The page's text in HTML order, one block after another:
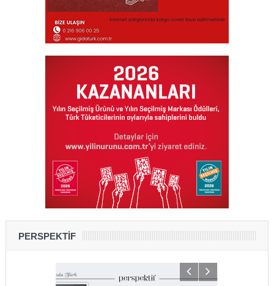
PERSPEKTİF